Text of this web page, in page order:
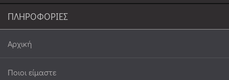
ΠΛΗΡΟΦΟΡΙΕΣ
Αρχική
Ποιοι είμαστε